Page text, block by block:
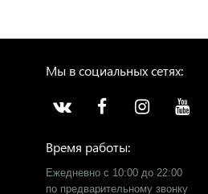
Мы в социальных сетях:
Время работы:
Ежедневно с 10:00 до 22:00
​по предварительному звонку